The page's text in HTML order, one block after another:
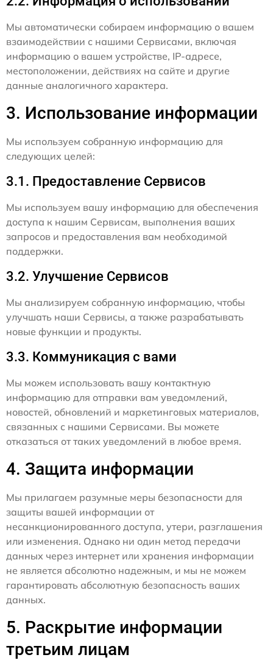
Мы автоматически собираем информацию о вашем
взаимодействии с нашими Сервисами, включая
информацию о вашем устройстве, IP-адресе,
местоположении, действиях на сайте и другие
данные аналогичного характера.
3. Использование информации
Мы используем собранную информацию для
следующих целей:
3.1. Предоставление Сервисов
Мы используем вашу информацию для обеспечения
доступа к нашим Сервисам, выполнения ваших
запросов и предоставления вам необходимой
поддержки.
3.2. Улучшение Сервисов
Мы анализируем собранную информацию, чтобы
улучшать наши Сервисы, а также разрабатывать
новые функции и продукты.
3.3. Коммуникация с вами
Мы можем использовать вашу контактную
информацию для отправки вам уведомлений,
новостей, обновлений и маркетинговых материалов,
связанных с нашими Сервисами. Вы можете
отказаться от таких уведомлений в любое время.
4. Защита информации
Мы прилагаем разумные меры безопасности для
защиты вашей информации от
несанкционированного доступа, утери, разглашения
или изменения. Однако ни один метод передачи
данных через интернет или хранения информации
не является абсолютно надежным, и мы не можем
гарантировать абсолютную безопасность ваших
данных.
5. Раскрытие информации
третьим лицам